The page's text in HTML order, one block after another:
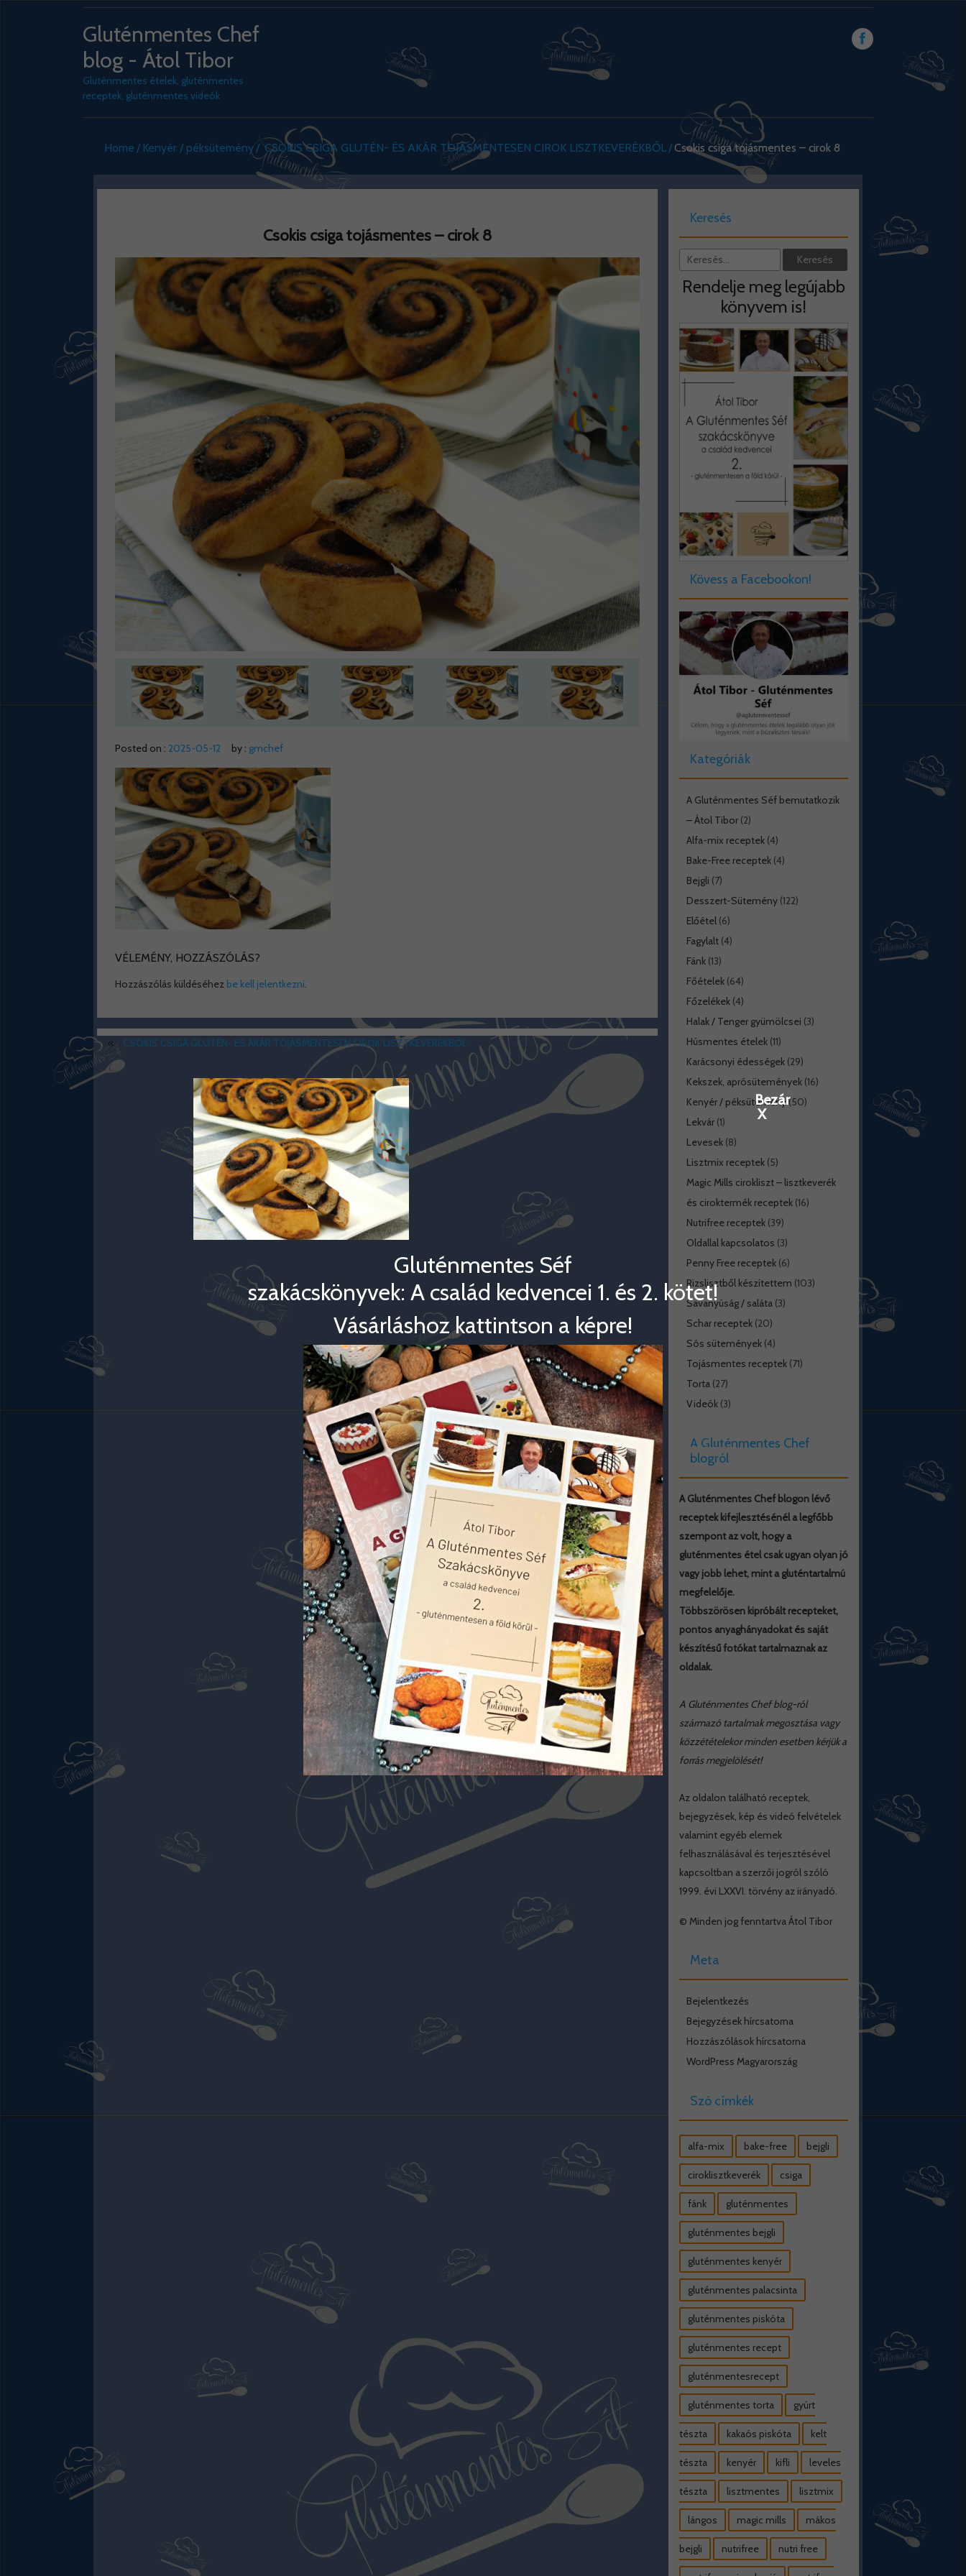
Gluténmentes Chef
blog - Átol Tibor
Gluténmentes ételek, gluténmentes
receptek, gluténmentes videók
Home Kenyér / péksütemény CSOKIS CSIGA GLUTÉN- ÉS AKÁR TOJÁSMENTESEN CIROK LISZTKEVERÉKBŐL Csokis csiga tojásmentes – cirok 8
Csokis csiga tojásmentes – cirok 8
Posted on : 2025-05-12 by : gmchef
VÉLEMÉNY, HOZZÁSZÓLÁS?
Hozzászólás küldéséhez be kell jelentkezni
« CSOKIS CSIGA GLUTÉN- ÉS AKÁR TOJÁSMENTESEN CIROK LISZTKEVERÉKBŐL
Keresés
Rendelje meg legújabb
könyvem is!
Kövess a Facebookon!
Kategóriák
A Gluténmentes Séf bemutatkozik
– Átol Tibor(2)
Alfa-mix receptek(4)
Bake-Free receptek(4)
Bejgli (7)
Desszert-Sütemény(122)
Előétel(6)
Fagylalt(4)
Fánk(13)
Főételek(64)
Főzelékek(4)
Halak / Tenger gyümölcsei (3)
Húsmentes ételek(11)
Karácsonyi édességek(29)
Kekszek, aprósütemények(16)
Kenyér / péksütemény(50)
Lekvár(1)
Levesek(8)
Lisztmix receptek(5)
Magic Mills cirokliszt – lisztkeverék
és ciroktermék receptek(16)
Nutrifree receptek(39)
Oldallal kapcsolatos (3)
Penny Free receptek(6)
Rizslisztből készítettem (103)
Savanyúság / saláta(3)
Schar receptek(20)
Sós sütemények(4)
Tojásmentes receptek(71)
Torta(27)
Videók(3)
A Gluténmentes Chef
blogról
A Gluténmentes Chef blogon lévő
receptek kifejlesztésénél a legfőbb
szempont az volt, hogy a
gluténmentes étel csak ugyan olyan jó
vagy jobb lehet, mint a gluténtartalmú
megfelelője.
Többszörösen kipróbált recepteket,
pontos anyaghányadokat és saját
készítésű fotókat tartalmaznak az
oldalak.
A Gluténmentes Chef blog-ról
származó tartalmak megosztása vagy
közzétételekor minden esetben kérjük a
forrás megjelölését!
Az oldalon található receptek,
bejegyzések, kép és videó felvételek
valamint egyéb elemek
felhasználásával és terjesztésével
kapcsoltban a szerzői jogról szóló
1999. évi LXXVI. törvény az irányadó.
© Minden jog fenntartva Átol Tibor
Meta
Bejelentkezés
Bejegyzések hírcsatorna
Hozzászólások hírcsatorna
WordPress Magyarország
Szó címkék
alfa-mix bake-free bejgli
ciroklisztkeverék csiga
fánk gluténmentes
gluténmentes bejgli
gluténmentes kenyér
gluténmentes palacsinta
gluténmentes piskóta
gluténmentes recept
gluténmentesrecept
gluténmentes torta gyúrt
tészta kakaós piskóta kelt
tészta kenyér kifli leveles
tészta lisztmentes lisztmix
lángos magic mills mákos
bejgli nutrifree nutri free
Gluténmentes Séf
szakácskönyvek: A család kedvencei 1. és 2. kötet!
Vásárláshoz kattintson a képre!
Bezár
X